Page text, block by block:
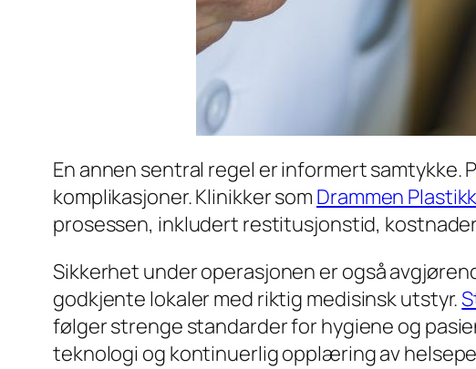
En annen sentral regel er informert samtykke.
komplikasjoner. Klinikker som Drammen
prosessen, inkludert restitusjonstid,
Sikkerhet under operasjonen er også
godkjente lokaler med riktig medisinsk utstyr.
følger strenge standarder for hygiene og
teknologi og kontinuerlig opplæring av